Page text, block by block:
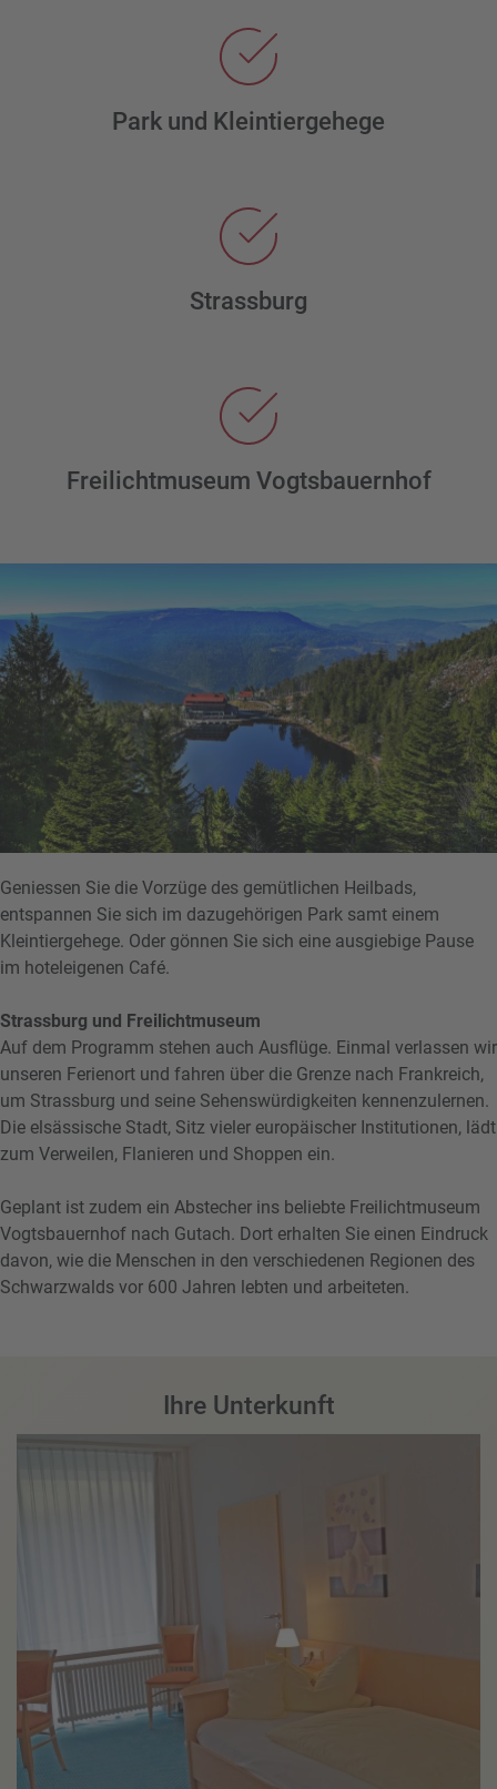
Park und Kleintiergehege
Strassburg
Freilichtmuseum Vogtsbauernhof
Geniessen Sie die Vorzüge des gemütlichen Heilbads,
entspannen Sie sich im dazugehörigen Park samt einem
Kleintiergehege. Oder gönnen Sie sich eine ausgiebige Pause
im hoteleigenen Café.
Strassburg und Freilichtmuseum
Auf dem Programm stehen auch Ausflüge. Einmal verlassen wir
unseren Ferienort und fahren über die Grenze nach Frankreich,
um Strassburg und seine Sehenswürdigkeiten kennenzulernen.
Die elsässische Stadt, Sitz vieler europäischer Institutionen, lädt
zum Verweilen, Flanieren und Shoppen ein.
Geplant ist zudem ein Abstecher ins beliebte Freilichtmuseum
Vogtsbauernhof nach Gutach. Dort erhalten Sie einen Eindruck
davon, wie die Menschen in den verschiedenen Regionen des
Schwarzwalds vor 600 Jahren lebten und arbeiteten.
Ihre Unterkunft